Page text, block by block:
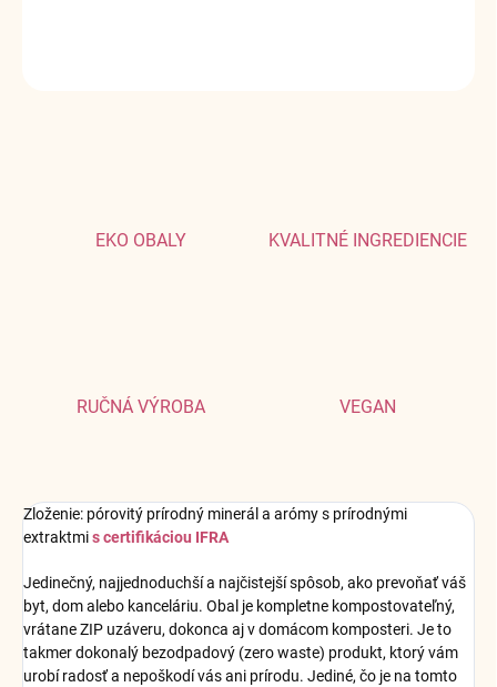
EKO OBALY KVALITNÉ INGREDIENCIE
RUČNÁ VÝROBA VEGAN
Zloženie: pórovitý prírodný minerál a arómy s prírodnými
extraktmis certifikáciou IFRA
Jedinečný, najjednoduchší a najčistejší spôsob, ako prevoňať váš
byt, dom alebo kanceláriu. Obal je kompletne kompostovateľný,
vrátane ZIP uzáveru, dokonca aj v domácom komposteri. Je to
takmer dokonalý bezodpadový (zero waste) produkt, ktorý vám
urobí radosť a nepoškodí vás ani prírodu. Jediné, čo je na tomto